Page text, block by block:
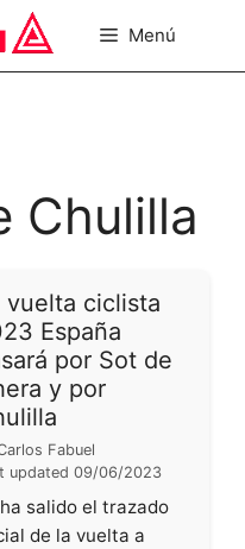
Menú
Chulilla
vuelta ciclista
España
por Sot de
y por
Fabuel
updated 09/06/2023
salido el trazado
de la vuelta a